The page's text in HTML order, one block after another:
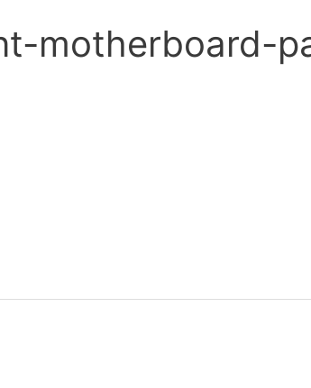
motherboard-